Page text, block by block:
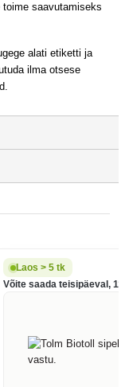
saavutamiseks
alati etiketti ja
ilma otsese
Laos > 5 tk
Võite saada teisipäeval,